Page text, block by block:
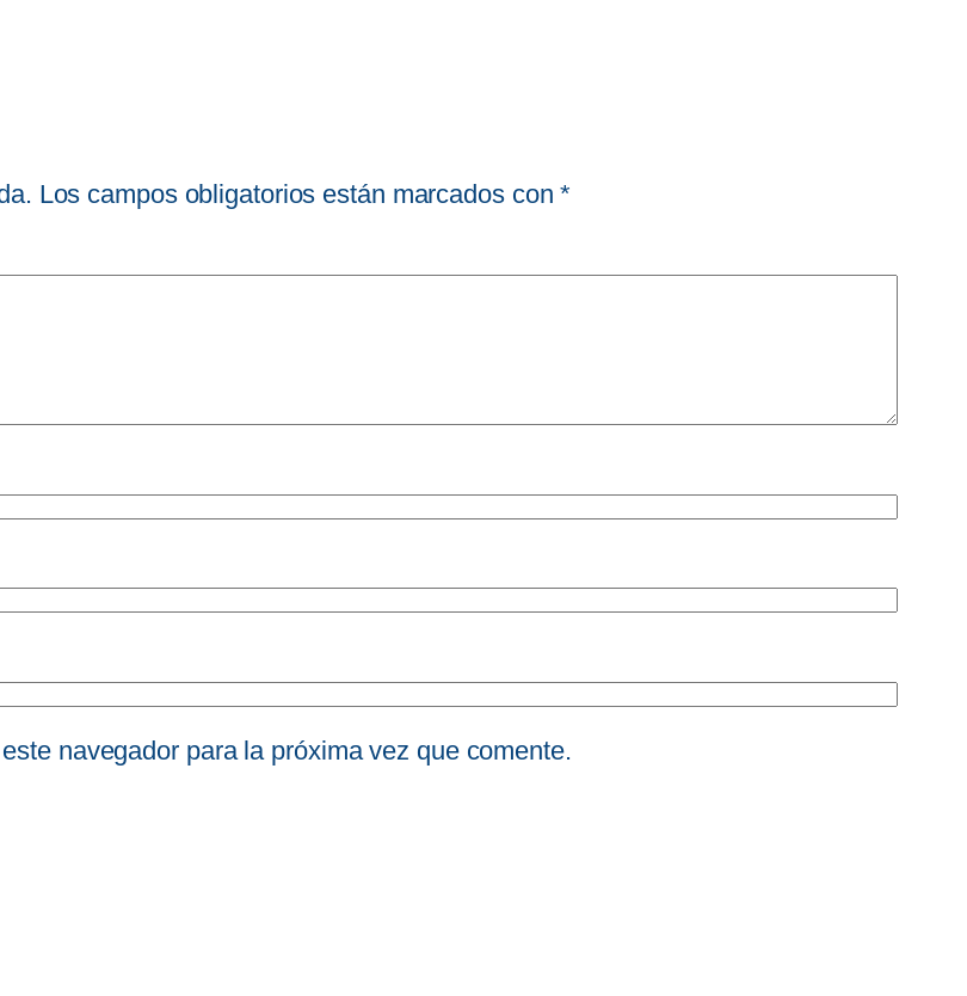
Los campos obligatorios están marcados con*
navegador para la próxima vez que comente.